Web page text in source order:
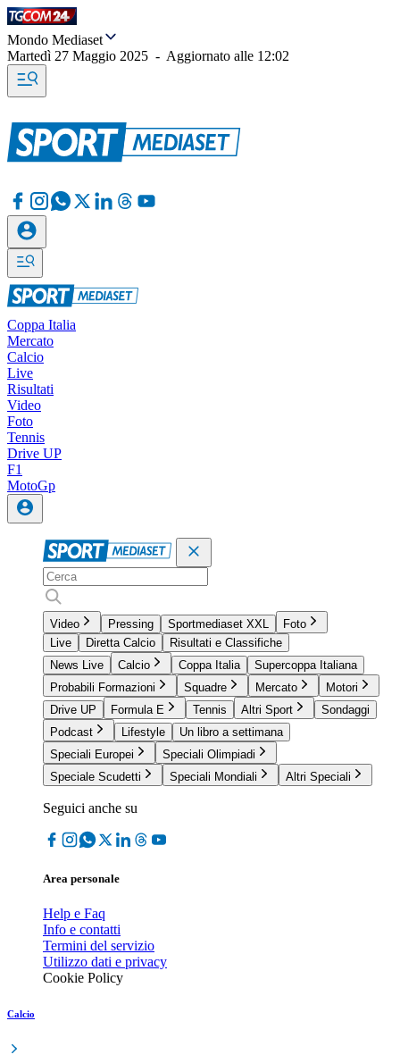
Mondo Mediaset
Martedì 27 Maggio 2025 - Aggiornato alle 12:02
Coppa Italia
Mercato
Calcio
Live
Risultati
Video
Foto
Tennis
Drive UP
F1
MotoGp
Video Pressing Sportmediaset XXL
Foto
Live
Diretta Calcio
Risultati e Classifiche
News Live
Calcio Coppa Italia
Supercoppa Italiana
Probabili Formazioni
Squadre Mercato
Motori
Drive UP
Formula E Tennis Altri Sport
Sondaggi
Podcast
Lifestyle
Un libro a settimana
Speciali Europei
Speciali Olimpiadi
Speciale Scudetti
Speciali Mondiali Altri Speciali
Seguici anche su
Area personale
Help e Faq
Info e contatti
Termini del servizio
Utilizzo dati e privacy
Cookie Policy
Calcio